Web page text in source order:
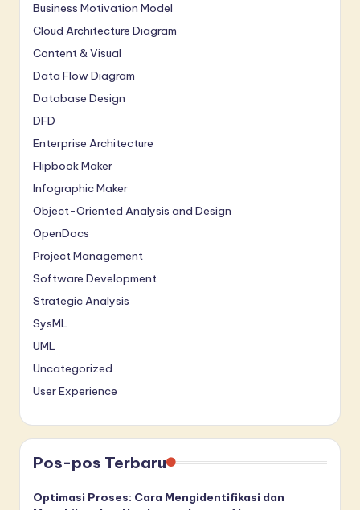
Business Motivation Model
Cloud Architecture Diagram
Content & Visual
Data Flow Diagram
Database Design
DFD
Enterprise Architecture
Flipbook Maker
Infographic Maker
Object-Oriented Analysis and Design
OpenDocs
Project Management
Software Development
Strategic Analysis
SysML
UML
Uncategorized
User Experience
Pos-pos Terbaru
Optimasi Proses: Cara Mengidentifikasi dan